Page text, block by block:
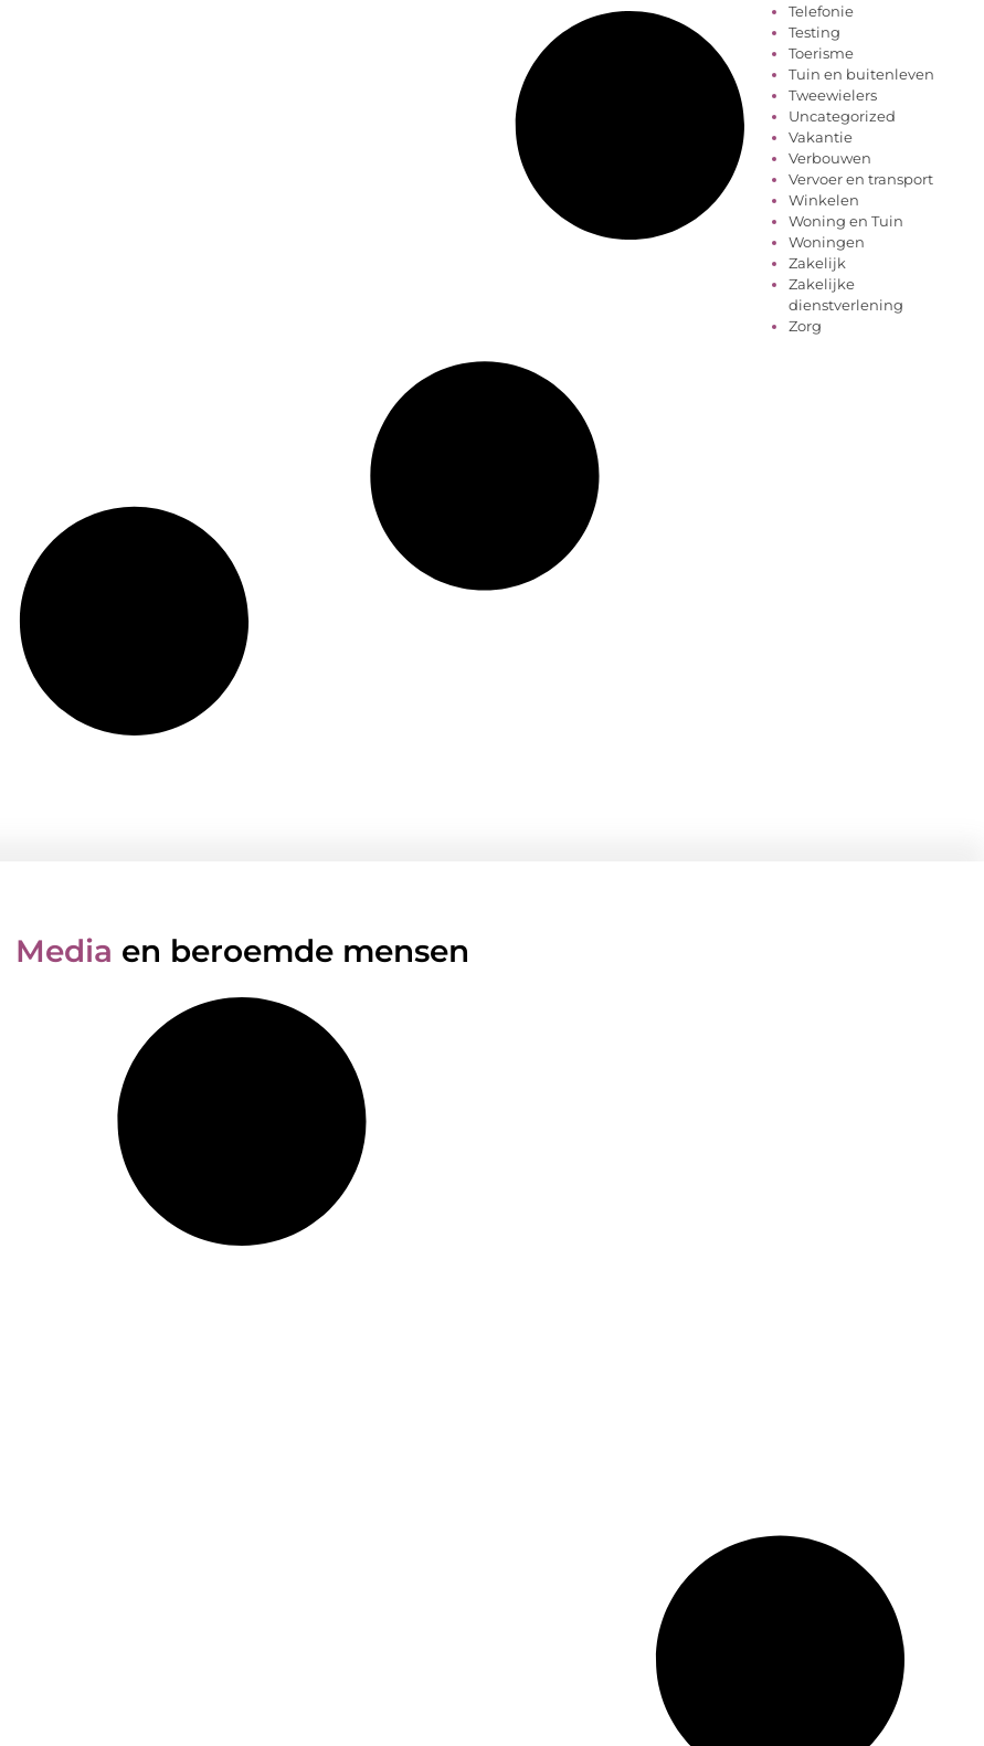
Telefonie
Testing
Toerisme
Tuin en buitenleven
Tweewielers
Uncategorized
Vakantie
Verbouwen
Vervoer en transport
Winkelen
Woning en Tuin
Woningen
Zakelijk
Zakelijke
dienstverlening
Zorg
Media en beroemde mensen